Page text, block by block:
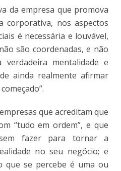
da empresa que promova
corporativa, nos aspectos
é necessária e louvável,
são coordenadas, e não
mentalidade e
ainda realmente afirmar
que acreditam que
“tudo em ordem”, e que
fazer para tornar a
no seu negócio; e
que se percebe é uma ou